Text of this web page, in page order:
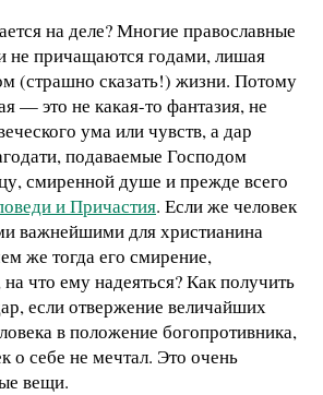
на деле? Многие православные
не причащаются годами, лишая
(страшно сказать!) жизни. Потому
— это не какая-то фантазия, не
ума или чувств, а дар
подаваемые Господом
смиренной душе и прежде всего
и Причастия. Если же человек
важнейшими для христианина
же тогда его смирение,
что ему надеяться? Как получить
если отвержение величайших
в положение богопротивника,
о себе не мечтал. Это очень
вещи.